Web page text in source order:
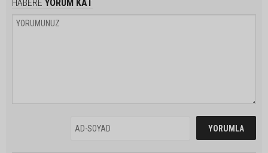
HABERE YORUM KAT